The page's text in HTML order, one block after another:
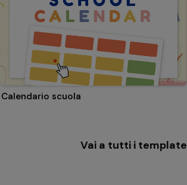
Calendario scuola
Vai a tutti i template